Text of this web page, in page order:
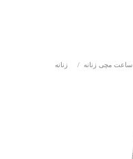
ساعت مچی زنانه / زنانه